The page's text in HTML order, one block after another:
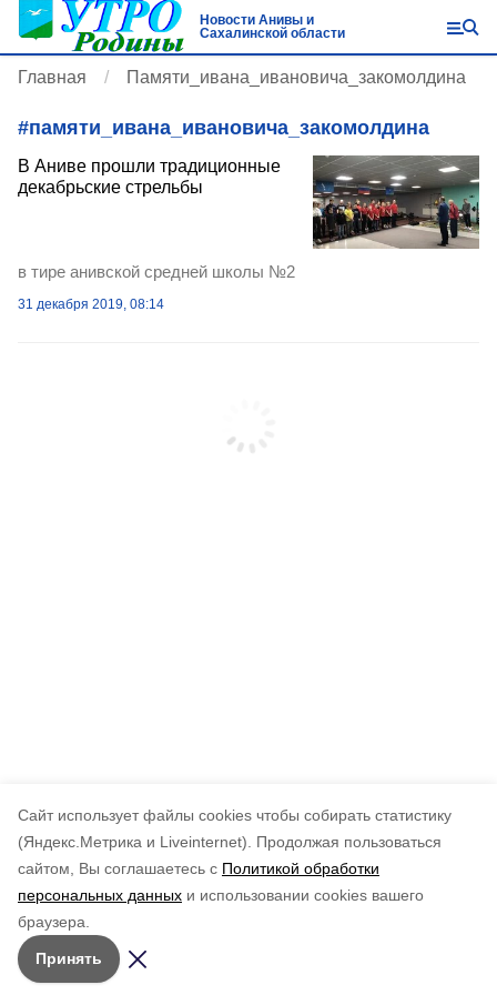
Cайт использует файлы cookies чтобы собирать статистику
(Яндекс.Метрика и Liveinternet).
Продолжая пользоваться
сайтом, Вы соглашаетесь с Политикой обработки
персональных данных и использовании cookies вашего
браузера.
Принять
Новости Анивы и
Сахалинской области
Главная Памяти_ивана_ивановича_закомолдина
#памяти_ивана_ивановича_закомолдина
В Аниве прошли традиционные
декабрьские стрельбы
в тире анивской средней школы №2
31 декабря 2019, 08:14